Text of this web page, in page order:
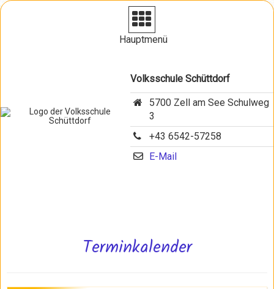
Navigation aufklappen
Hauptmenü
Volksschule Schüttdorf
5700 Zell am See Schulweg
3
+43 6542-57258
E-Mail
Terminkalender